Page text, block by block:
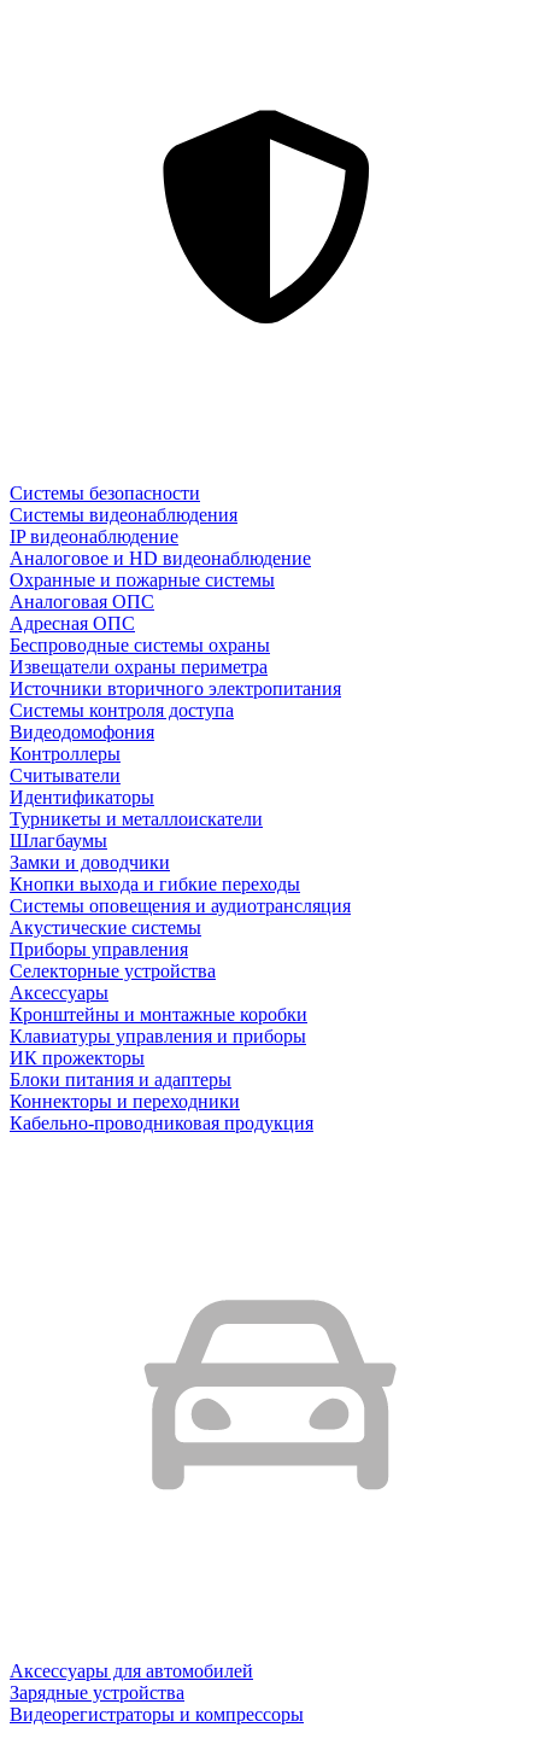
Системы безопасности
Системы видеонаблюдения
IP видеонаблюдение
Аналоговое и HD видеонаблюдение
Охранные и пожарные системы
Аналоговая ОПС
Адресная ОПС
Беспроводные системы охраны
Извещатели охраны периметра
Источники вторичного электропитания
Системы контроля доступа
Видеодомофония
Контроллеры
Считыватели
Идентификаторы
Турникеты и металлоискатели
Шлагбаумы
Замки и доводчики
Кнопки выхода и гибкие переходы
Системы оповещения и аудиотрансляция
Акустические системы
Приборы управления
Селекторные устройства
Аксессуары
Кронштейны и монтажные коробки
Клавиатуры управления и приборы
ИК прожекторы
Блоки питания и адаптеры
Коннекторы и переходники
Кабельно-проводниковая продукция
Аксессуары для автомобилей
Зарядные устройства
Видеорегистраторы и компрессоры